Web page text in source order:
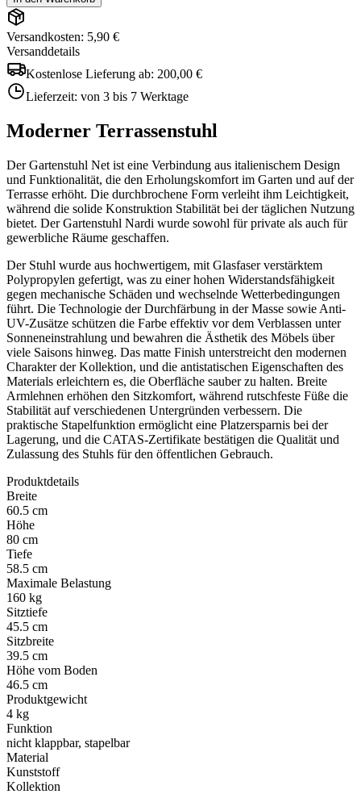
Versandkosten: 5,90 €
Versanddetails
Kostenlose Lieferung ab: 200,00 €
Lieferzeit: von 3 bis 7 Werktage
Moderner Terrassenstuhl
Der Gartenstuhl Net ist eine Verbindung aus italienischem Design
und Funktionalität, die den Erholungskomfort im Garten und auf der
Terrasse erhöht. Die durchbrochene Form verleiht ihm Leichtigkeit,
während die solide Konstruktion Stabilität bei der täglichen Nutzung
bietet. Der Gartenstuhl Nardi wurde sowohl für private als auch für
gewerbliche Räume geschaffen.
Der Stuhl wurde aus hochwertigem, mit Glasfaser verstärktem
Polypropylen gefertigt, was zu einer hohen Widerstandsfähigkeit
gegen mechanische Schäden und wechselnde Wetterbedingungen
führt. Die Technologie der Durchfärbung in der Masse sowie Anti-
UV-Zusätze schützen die Farbe effektiv vor dem Verblassen unter
Sonneneinstrahlung und bewahren die Ästhetik des Möbels über
viele Saisons hinweg. Das matte Finish unterstreicht den modernen
Charakter der Kollektion, und die antistatischen Eigenschaften des
Materials erleichtern es, die Oberfläche sauber zu halten. Breite
Armlehnen erhöhen den Sitzkomfort, während rutschfeste Füße die
Stabilität auf verschiedenen Untergründen verbessern. Die
praktische Stapelfunktion ermöglicht eine Platzersparnis bei der
Lagerung, und die CATAS-Zertifikate bestätigen die Qualität und
Zulassung des Stuhls für den öffentlichen Gebrauch.
Produktdetails
Breite
60.5 cm
Höhe
80 cm
Tiefe
58.5 cm
Maximale Belastung
160 kg
Sitztiefe
45.5 cm
Sitzbreite
39.5 cm
Höhe vom Boden
46.5 cm
Produktgewicht
4 kg
Funktion
nicht klappbar, stapelbar
Material
Kunststoff
Kollektion